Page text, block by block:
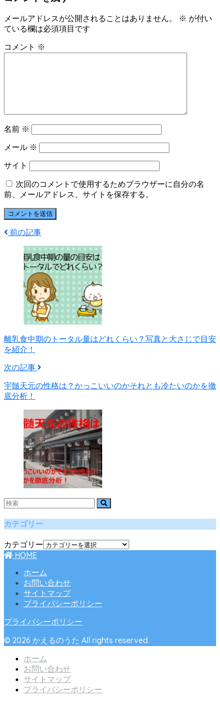
メールアドレスが公開されることはありません。 ※ が付い
ている欄は必須項目です
コメント ※
名前 ※
メール ※
サイト
次回のコメントで使用するためブラウザーに自分の名
前、メールアドレス、サイトを保存する。
前の記事
離乳食中期のトータル量はどれくらい？写真と大さじで目安
を紹介！
次の記事
宇髄天元の性格は？かっこいいのかそれとも冷たいのかを徹
底分析！
カテゴリー
カテゴリー
HOME
ホーム
お問い合わせ
サイトマップ
プライバシーポリシー
プライバシーポリシー
© 2026 かえるのうた All rights reserved.
ホーム
お問い合わせ
サイトマップ
プライバシーポリシー